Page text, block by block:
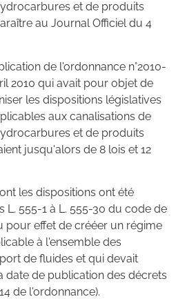
et de produits
au Journal Officiel du 4
de l'ordonnance n°2010-
2010 qui avait pour objet de
les dispositions législatives
aux canalisations de
et de produits
jusqu'alors de 8 lois et 12
les dispositions ont été
L. 555-1 à L. 555-30 du code de
pour effet de crééer un régime
à l'ensemble des
de fluides et qui devait
date de publication des décrets
de l'ordonnance).